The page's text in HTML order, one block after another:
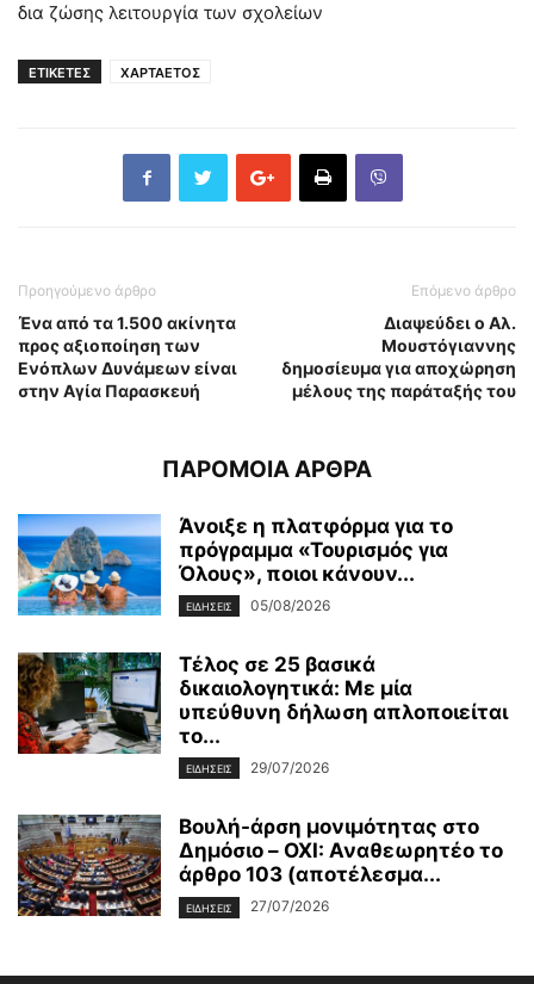
δια ζώσης λειτουργία των σχολείων
ΕΤΙΚΕΤΕΣ ΧΑΡΤΑΕΤΟΣ
Προηγούμενο άρθρο
Ένα από τα 1.500 ακίνητα
προς αξιοποίηση των
Ενόπλων Δυνάμεων είναι
στην Αγία Παρασκευή
Επόμενο άρθρο
Διαψεύδει ο Αλ.
Μουστόγιαννης
δημοσίευμα για αποχώρηση
μέλους της παράταξής του
ΠΑΡΟΜΟΙΑ ΑΡΘΡΑ
Άνοιξε η πλατφόρμα για το
πρόγραμμα «Τουρισμός για
Όλους», ποιοι κάνουν...
ΕΙΔΗΣΕΙΣ 05/08/2026
Τέλος σε 25 βασικά
δικαιολογητικά: Με μία
υπεύθυνη δήλωση απλοποιείται
το...
ΕΙΔΗΣΕΙΣ 29/07/2026
Βουλή-άρση μονιμότητας στο
Δημόσιο – OXI: Αναθεωρητέο το
άρθρο 103 (αποτέλεσμα...
ΕΙΔΗΣΕΙΣ 27/07/2026